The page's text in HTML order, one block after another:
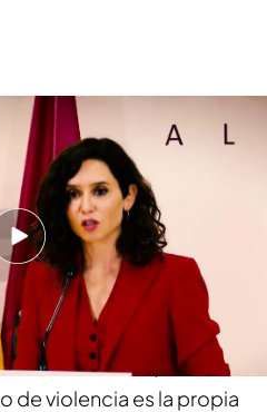
afectados en San Fernando
sobre los vecinos
de Henares: La
a recibir todo tipo de
de Madrid . Quien está
de violencia es la propia